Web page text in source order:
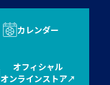
カレンダー
オフィシャル
オンラインストア